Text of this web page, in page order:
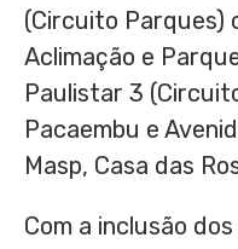
(Circuito Parques)
Aclimação e
Paulistar 3
Pacaembu e
Masp, Casa das
Com a inclusão